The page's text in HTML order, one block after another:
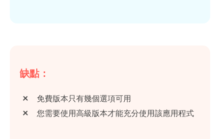
缺點：
免費版本只有幾個選項可用
您需要使用高級版本才能充分使用該應用程式